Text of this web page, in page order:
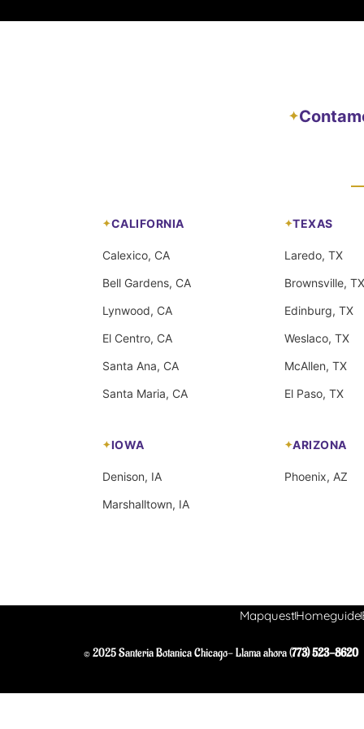
✦
CALIFORNIA
Calexico, CA
Bell Gardens, CA
Lynwood, CA
El Centro, CA
Santa Ana, CA
Santa Maria, CA
TEXAS
Laredo, TX
Brownsville, TX
Edinburg, TX
Weslaco, TX
McAllen, TX
El Paso, TX
IOWA
Denison, IA
Marshalltown, IA
ARIZONA
Phoenix, AZ
MapquestHomeguide
© 2025 Santeria Botanica Chicago- Llama ahora (773) 523-8620